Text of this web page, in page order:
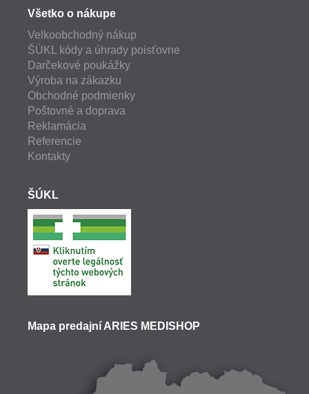
Všetko o nákupe
Velkoobchodný nákup
ŠÚKL kódy a úhrady poisťovne
Darčekové poukážky
Výroba na zákazku
Obchodné podmienky
Poštovné a doprava
Reklamácia
Referencie
Kontakty
ŠÚKL
Mapa predajní ARIES MEDISHOP